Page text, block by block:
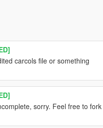
carcols file or something
sorry. Feel free to